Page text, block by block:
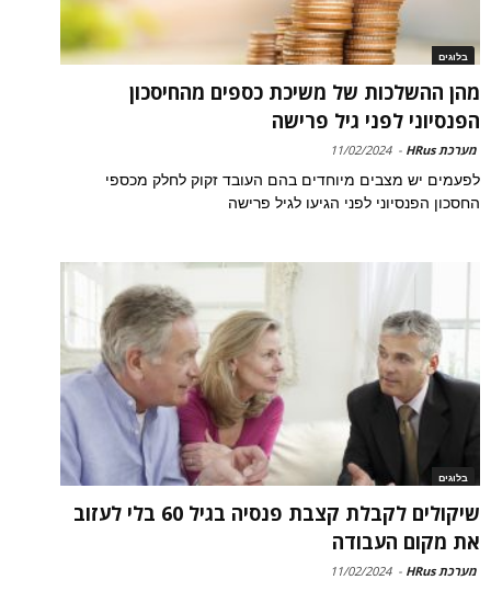
בלוגים
מהן ההשלכות של משיכת כספים מהחיסכון
הפנסיוני לפני גיל פרישה
מערכת HRus -
11/02/2024
לפעמים יש מצבים מיוחדים בהם העובד זקוק לחלק מכספי
החסכון הפנסיוני לפני הגיעו לגיל פרישה
בלוגים
שיקולים לקבלת קצבת פנסיה בגיל 60 בלי לעזוב
את מקום העבודה
מערכת HRus -
11/02/2024